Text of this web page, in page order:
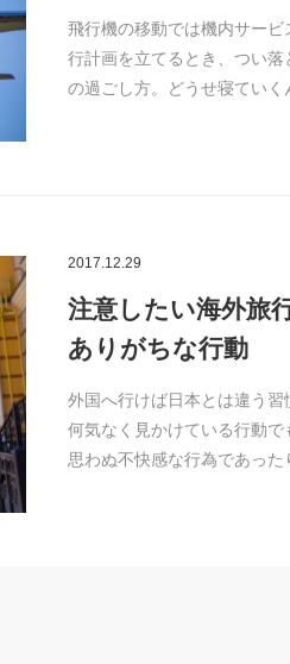
飛行機の移動では機内サー
行計画を立てるとき、つい
の過ごし方。どうせ寝ていく
2017.12.29
注意したい海外旅
ありがちな行動
外国へ行けば日本とは違う
何気なく見かけている行動で
思わぬ不快感な行為であっ